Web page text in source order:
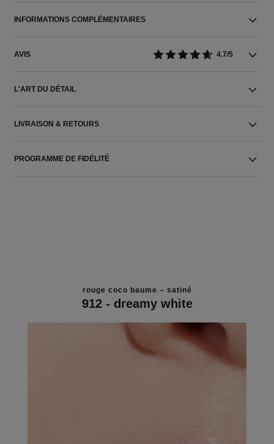
INFORMATIONS COMPLÉMENTAIRES
AVIS 4.7/5
L'ART DU DÉTAIL
LIVRAISON & RETOURS
PROGRAMME DE FIDÉLITÉ
rouge coco baume – satiné
912 - dreamy white